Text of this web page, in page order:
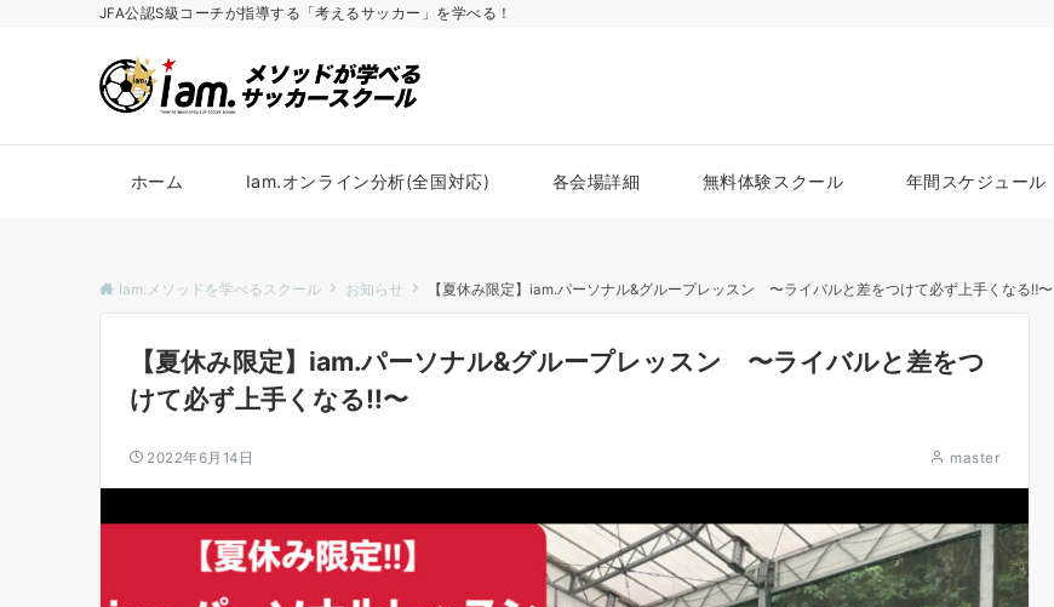
JFA公認S級コーチが指導する「考えるサッカー」を学べる！
ホーム Iam.オンライン分析(全国対応) 各会場詳細 無料体験スクール 年間スケジュール
Iam.メソッドを学べるスクール お知らせ 【夏休み限定】iam.パーソナル&グループレッスン 〜ライバルと差をつけて必ず上手くなる‼︎〜
【夏休み限定】iam.パーソナル&グループレッスン 〜ライバルと差をつ
けて必ず上手くなる‼︎〜
2022年6月14日 master